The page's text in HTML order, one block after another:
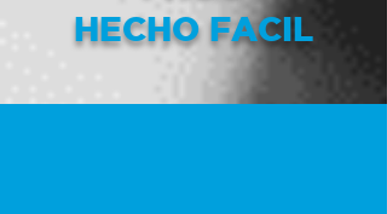
HECHO FACIL